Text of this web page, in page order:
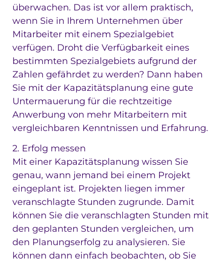
überwachen. Das ist vor allem praktisch,
wenn Sie in Ihrem Unternehmen über
Mitarbeiter mit einem Spezialgebiet
verfügen. Droht die Verfügbarkeit eines
bestimmten Spezialgebiets aufgrund der
Zahlen gefährdet zu werden? Dann haben
Sie mit der Kapazitätsplanung eine gute
Untermauerung für die rechtzeitige
Anwerbung von mehr Mitarbeitern mit
vergleichbaren Kenntnissen und Erfahrung.
2. Erfolg messen
Mit einer Kapazitätsplanung wissen Sie
genau, wann jemand bei einem Projekt
eingeplant ist. Projekten liegen immer
veranschlagte Stunden zugrunde. Damit
können Sie die veranschlagten Stunden mit
den geplanten Stunden vergleichen, um
den Planungserfolg zu analysieren. Sie
können dann einfach beobachten, ob Sie